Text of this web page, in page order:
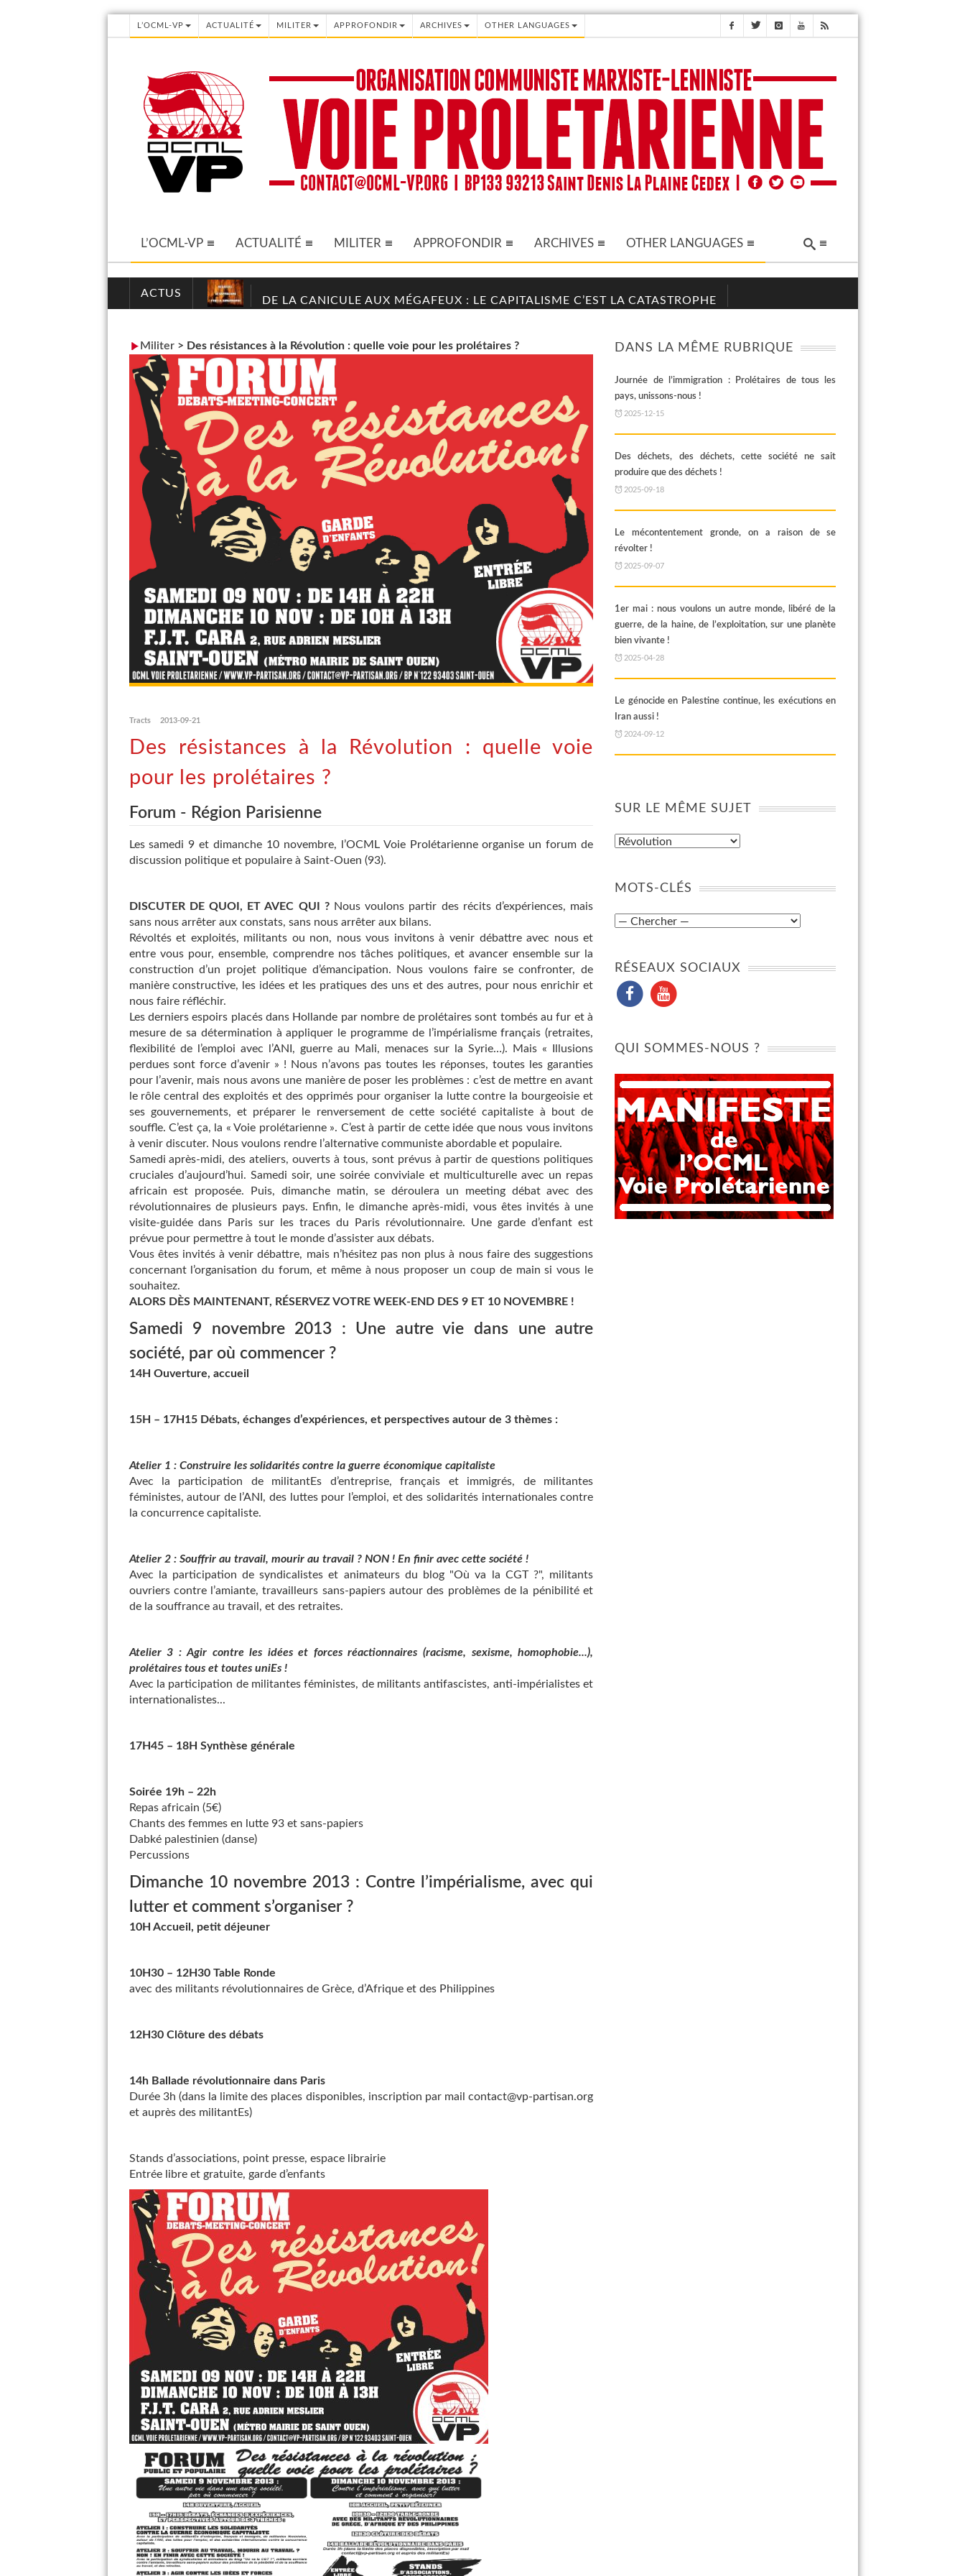
L’OCML-VP ACTUALITÉ MILITER APPROFONDIR ARCHIVES OTHER LANGUAGES
L’OCML-VP ACTUALITÉ MILITER APPROFONDIR ARCHIVES OTHER LANGUAGES
ACTUS
DE LA CANICULE AUX MÉGAFEUX : LE CAPITALISME C’EST LA CATASTROPHE
Militer> Des résistances à la Révolution : quelle voie pour les prolétaires ?
Tracts 2013-09-21
Des résistances à la Révolution : quelle voie
pour les prolétaires ?
Forum - Région Parisienne
Les samedi 9 et dimanche 10 novembre, l’OCML Voie Prolétarienne organise un forum de
discussion politique et populaire à Saint-Ouen (93).
DISCUTER DE QUOI, ET AVEC QUI ?Nous voulons partir des récits d’expériences, mais
sans nous arrêter aux constats, sans nous arrêter aux bilans.
Révoltés et exploités, militants ou non, nous vous invitons à venir débattre avec nous et
entre vous pour, ensemble, comprendre nos tâches politiques, et avancer ensemble sur la
construction d’un projet politique d’émancipation. Nous voulons faire se confronter, de
manière constructive, les idées et les pratiques des uns et des autres, pour nous enrichir et
nous faire réfléchir.
Les derniers espoirs placés dans Hollande par nombre de prolétaires sont tombés au fur et à
mesure de sa détermination à appliquer le programme de l’impérialisme français (retraites,
flexibilité de l’emploi avec l’ANI, guerre au Mali, menaces sur la Syrie…). Mais « Illusions
perdues sont force d’avenir » ! Nous n’avons pas toutes les réponses, toutes les garanties
pour l’avenir, mais nous avons une manière de poser les problèmes : c’est de mettre en avant
le rôle central des exploités et des opprimés pour organiser la lutte contre la bourgeoisie et
ses gouvernements, et préparer le renversement de cette société capitaliste à bout de
souffle. C’est ça, la « Voie prolétarienne ». C’est à partir de cette idée que nous vous invitons
à venir discuter. Nous voulons rendre l’alternative communiste abordable et populaire.
Samedi après-midi, des ateliers, ouverts à tous, sont prévus à partir de questions politiques
cruciales d’aujourd’hui. Samedi soir, une soirée conviviale et multiculturelle avec un repas
africain est proposée. Puis, dimanche matin, se déroulera un meeting débat avec des
révolutionnaires de plusieurs pays. Enfin, le dimanche après-midi, vous êtes invités à une
visite-guidée dans Paris sur les traces du Paris révolutionnaire. Une garde d’enfant est
prévue pour permettre à tout le monde d’assister aux débats.
Vous êtes invités à venir débattre, mais n’hésitez pas non plus à nous faire des suggestions
concernant l’organisation du forum, et même à nous proposer un coup de main si vous le
souhaitez.
ALORS DÈS MAINTENANT, RÉSERVEZ VOTRE WEEK-END DES 9 ET 10 NOVEMBRE !
Samedi 9 novembre 2013 : Une autre vie dans une autre
société, par où commencer ?
14H Ouverture, accueil
15H – 17H15 Débats, échanges d’expériences, et perspectives autour de 3 thèmes :
Atelier 1 : Construire les solidarités contre la guerre économique capitaliste
Avec la participation de militantEs d’entreprise, français et immigrés, de militantes
féministes, autour de l’ANI, des luttes pour l’emploi, et des solidarités internationales contre
la concurrence capitaliste.
Atelier 2 : Souffrir au travail, mourir au travail ? NON ! En finir avec cette société !
Avec la participation de syndicalistes et animateurs du blog "Où va la CGT ?", militants
ouvriers contre l’amiante, travailleurs sans-papiers autour des problèmes de la pénibilité et
de la souffrance au travail, et des retraites.
Atelier 3 : Agir contre les idées et forces réactionnaires (racisme, sexisme, homophobie...),
prolétaires tous et toutes uniEs !
Avec la participation de militantes féministes, de militants antifascistes, anti-impérialistes et
internationalistes...
17H45 – 18H Synthèse générale
Soirée 19h – 22h
Repas africain (5€)
Chants des femmes en lutte 93 et sans-papiers
Dabké palestinien (danse)
Percussions
Dimanche 10 novembre 2013 : Contre l’impérialisme, avec qui
lutter et comment s’organiser ?
10H Accueil, petit déjeuner
10H30 – 12H30 Table Ronde
avec des militants révolutionnaires de Grèce, d’Afrique et des Philippines
12H30 Clôture des débats
14h Ballade révolutionnaire dans Paris
Durée 3h (dans la limite des places disponibles, inscription par mail contact@vp-partisan.org
et auprès des militantEs)
Stands d’associations, point presse, espace librairie
Entrée libre et gratuite, garde d’enfants
DANS LA MÊME RUBRIQUE
Journée de l’immigration : Prolétaires de tous les
pays, unissons-nous !
2025-12-15
Des déchets, des déchets, cette société ne sait
produire que des déchets !
2025-09-18
Le mécontentement gronde, on a raison de se
révolter !
2025-09-07
1er mai : nous voulons un autre monde, libéré de la
guerre, de la haine, de l’exploitation, sur une planète
bien vivante !
2025-04-28
Le génocide en Palestine continue, les exécutions en
Iran aussi !
2024-09-12
SUR LE MÊME SUJET
MOTS-CLÉS
RÉSEAUX SOCIAUX
QUI SOMMES-NOUS ?